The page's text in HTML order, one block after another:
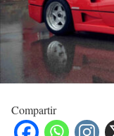
Compartir